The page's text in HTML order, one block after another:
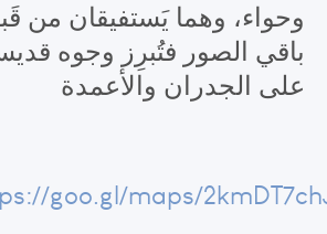
وحواء، وهما يَستفيقان من
باقي الصور فتُبرِز وجوه
على الجدران والأعمدة
goo.gl/maps/